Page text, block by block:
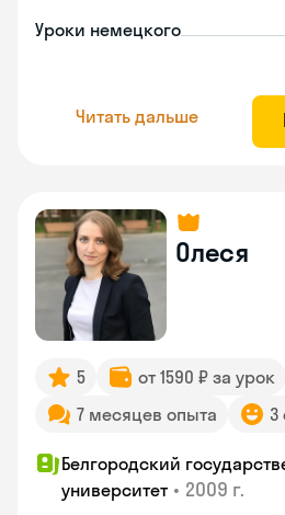
Уроки немецкого
Читать дальше
Олеся
5
от 1590 ₽ за урок
7 месяцев опыта
3
Белгородский
университет • 2009 г.